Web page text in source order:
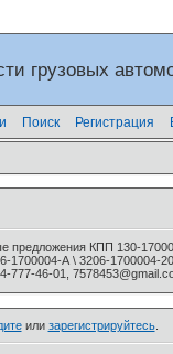
грузовых
Поиск Регистрация
предложения КПП 130-
1700004-А \ 3206-1700004-
777-46-01,
или зарегистрируйтесь.